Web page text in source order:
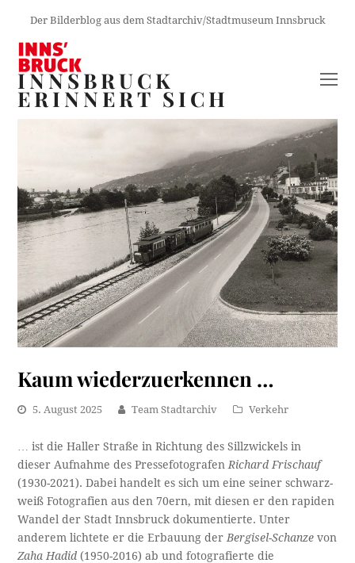
Der Bilderblog aus dem Stadtarchiv/Stadtmuseum Innsbruck
INNSBRUCK
ERINNERT SICH
Kaum wiederzuerkennen …
5. August 2025 Team Stadtarchiv Verkehr
… ist die Haller Straße in Richtung des Sillzwickels in
dieser Aufnahme des Pressefotografen Richard Frischauf
(1930-2021). Dabei handelt es sich um eine seiner schwarz-
weiß Fotografien aus den 70ern, mit diesen er den rapiden
Wandel der Stadt Innsbruck dokumentierte. Unter
anderem lichtete er die Erbauung der Bergisel-Schanze von
Zaha Hadid (1950-2016) ab und fotografierte die